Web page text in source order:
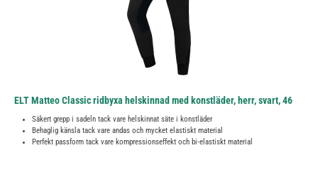
ELT Matteo Classic ridbyxa helskinnad med konstläder, herr, svart, 46
Säkert grepp i sadeln tack vare helskinnat säte i konstläder
Behaglig känsla tack vare andas och mycket elastiskt material
Perfekt passform tack vare kompressionseffekt och bi-elastiskt material